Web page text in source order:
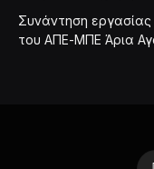
Συνάντηση
του ΑΠΕ-ΜΠΕ Άρια